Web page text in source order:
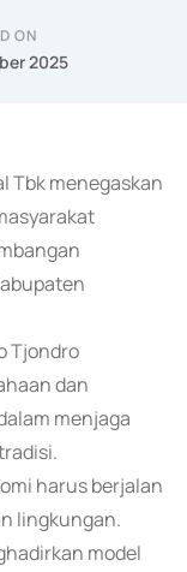
ON
2025
Tbk menegaskan
Tjondro
dan
menjaga
harus berjalan
lingkungan.
model